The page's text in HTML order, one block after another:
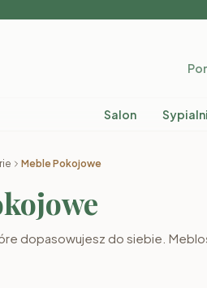
Salon
Meble Pokojowe
dopasowujesz do siebie.
Meblościanki